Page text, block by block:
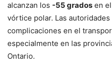
alcanzan los -55 grados en
vórtice polar. Las
complicaciones en el
especialmente en las
Ontario.